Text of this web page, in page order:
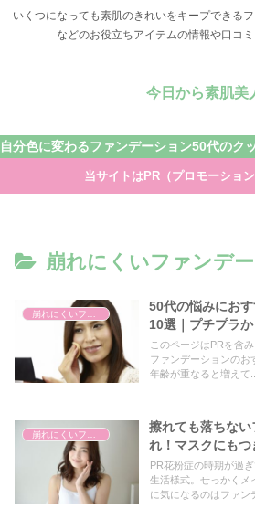
いくつになっても素肌のきれいをキープできる
などのお役立ちアイテムの情報や口コミ
今日から素肌美
自分色に変わるファンデーション
当サイトはPR（プロモーショ
崩れにくいファンデ
50代の悩みにお
10選｜プチプラ
このページはPRを含
ファンデーションのお
年齢が重なると増えて...
擦れても落ちない
れ！マスクにもつ
PR花粉症の時期が過
生活様式。せっかくメ
に気になるのはファン